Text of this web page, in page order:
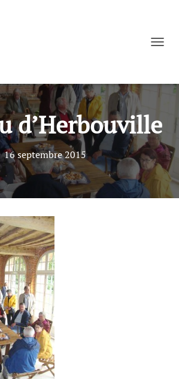
d’Herbouville
16 septembre 2015